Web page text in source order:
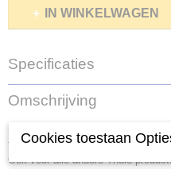
IN WINKELWAGEN
Specificaties
Productcode
N243
Omschrijving
fietsendragers kwijt, bestel dan 2
Ook voor alle andere Thule
Cookies toestaan